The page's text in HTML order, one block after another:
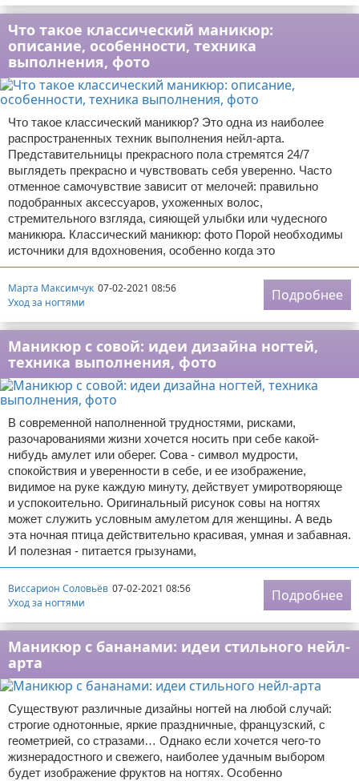
Что такое классический маникюр:
описание, особенности, техника
выполнения, фото
Что такое классический маникюр? Это одна из наиболее
распространенных техник выполнения нейл-арта.
Представительницы прекрасного пола стремятся 24/7
выглядеть прекрасно и чувствовать себя уверенно. Часто
отменное самочувствие зависит от мелочей: правильно
подобранных аксессуаров, ухоженных волос,
стремительного взгляда, сияющей улыбки или чудесного
маникюра. Классический маникюр: фото Порой необходимы
источники для вдохновения, особенно когда это
Марта Максимчук 07-02-2021 08:56
Уход за ногтями
Подробнее
Маникюр с совой: идеи дизайна ногтей,
техника выполнения, фото
В современной наполненной трудностями, рисками,
разочарованиями жизни хочется носить при себе какой-
нибудь амулет или оберег. Сова - символ мудрости,
спокойствия и уверенности в себе, и ее изображение,
видимое на руке каждую минуту, действует умиротворяюще
и успокоительно. Оригинальный рисунок совы на ногтях
может служить условным амулетом для женщины. А ведь
эта ночная птица действительно красивая, умная и забавная.
И полезная - питается грызунами,
Виссарион Соловьёв 07-02-2021 08:56
Уход за ногтями
Подробнее
Маникюр с бананами: идеи стильного нейл-
арта
Существуют различные дизайны ногтей на любой случай:
строгие однотонные, яркие праздничные, французский, с
геометрией, со стразами… Однако если хочется чего-то
жизнерадостного и свежего, наиболее удачным выбором
будет изображение фруктов на ногтях. Особенно